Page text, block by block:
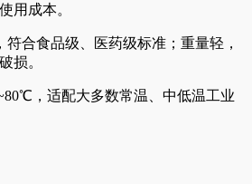
用成本。
合食品级、医药级标准；重量轻，
损。
，适配大多数常温、中低温工业